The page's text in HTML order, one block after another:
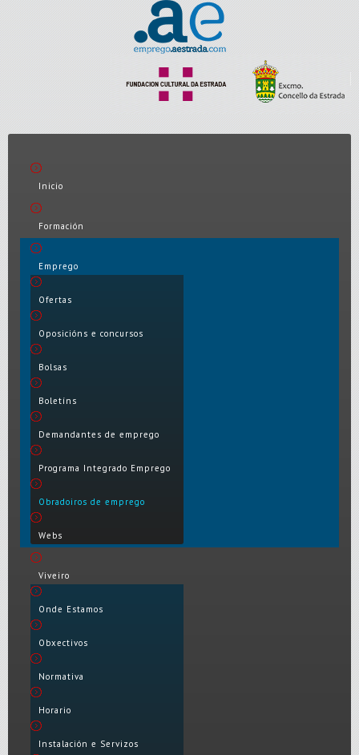
Inicio
Formación
Emprego
Ofertas
Oposicións e concursos
Bolsas
Boletíns
Demandantes de emprego
Programa Integrado Emprego
Obradoiros de emprego
Webs
Viveiro
Onde Estamos
Obxectivos
Normativa
Horario
Instalación e Servizos